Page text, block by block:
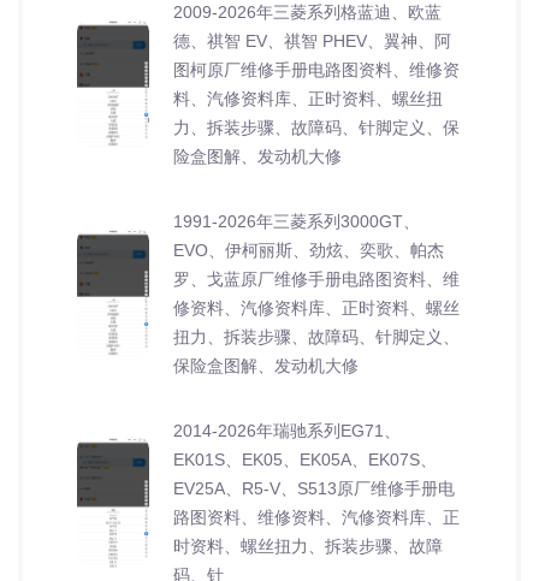
2009-2026年三菱系列格蓝迪、欧蓝
德、祺智 EV、祺智 PHEV、翼神、阿
图柯原厂维修手册电路图资料、维修资
料、汽修资料库、正时资料、螺丝扭
力、拆装步骤、故障码、针脚定义、保
险盒图解、发动机大修
1991-2026年三菱系列3000GT、
EVO、伊柯丽斯、劲炫、奕歌、帕杰
罗、戈蓝原厂维修手册电路图资料、维
修资料、汽修资料库、正时资料、螺丝
扭力、拆装步骤、故障码、针脚定义、
保险盒图解、发动机大修
2014-2026年瑞驰系列EG71、
EK01S、EK05、EK05A、EK07S、
EV25A、R5-V、S513原厂维修手册电
路图资料、维修资料、汽修资料库、正
时资料、螺丝扭力、拆装步骤、故障
码、针